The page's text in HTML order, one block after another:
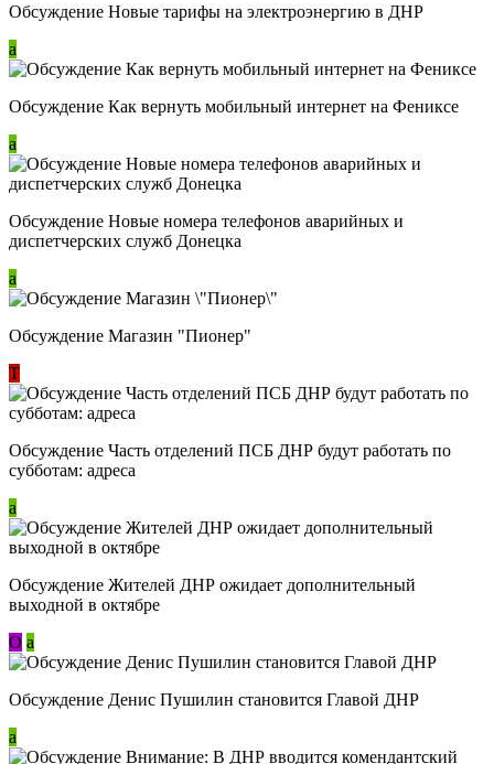
Обсуждение Новые тарифы на электроэнергию в ДНР
a
Обсуждение Как вернуть мобильный интернет на Фениксе
a
Обсуждение Новые номера телефонов аварийных и
диспетчерских служб Донецка
a
Обсуждение Магазин "Пионер"
Т
Обсуждение Часть отделений ПСБ ДНР будут работать по
субботам: адреса
a
Обсуждение Жителей ДНР ожидает дополнительный
выходной в октябре
О a
Обсуждение Денис Пушилин становится Главой ДНР
a